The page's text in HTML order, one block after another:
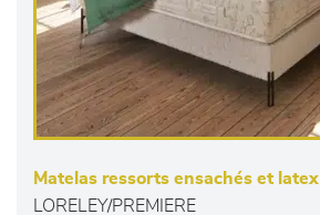
Matelas ressorts ensachés et latex
LORELEY/PREMIERE